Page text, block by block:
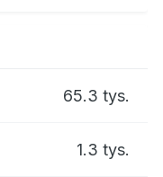
65.3 tys.
1.3 tys.